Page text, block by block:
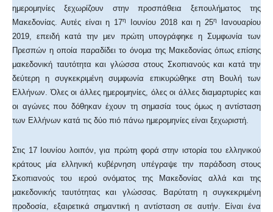
ημερομηνίες ξεχωρίζουν στην προσπάθεια ξεπουλήματος της
Μακεδονίας. Αυτές είναι η 17η Ιουνίου 2018 και η 25η
Ιανουαρίου
2019, επειδή κατά την μεν πρώτη υπογράφηκε η Συμφωνία των
Πρεσπών η οποία παραδίδει το όνομα της Μακεδονίας όπως επίσης
μακεδονική ταυτότητα και γλώσσα στους Σκοπιανούς και κατά την
δεύτερη η συγκεκριμένη συμφωνία επικυρώθηκε στη Βουλή των
Ελλήνων. Όλες οι άλλες ημερομηνίες, όλες οι άλλες διαμαρτυρίες και
οι αγώνες που δόθηκαν έχουν τη σημασία τους όμως η αντίσταση
των Ελλήνων κατά τις δύο πιό πάνω ημερομηνίες είναι ξεχωριστή.
Στις 17 Ιουνίου λοιπόν, για πρώτη φορά στην ιστορία του ελληνικού
κράτους μία ελληνική κυβέρνηση υπέγραψε την παράδοση στους
Σκοπιανούς του ιερού ονόματος της Μακεδονίας αλλά και της
μακεδονικής ταυτότητας και γλώσσας. Βαρύτατη η συγκεκριμένη
προδοσία, εξαιρετικά σημαντική η αντίσταση σε αυτήν. Είναι ένα